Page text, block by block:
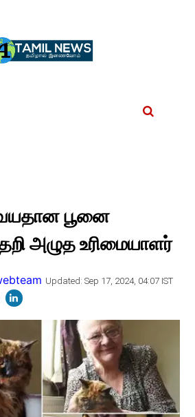
பூனை
அழுத உரிமையாளர்
Updated: Sep 17, 2024, 04:07 IST